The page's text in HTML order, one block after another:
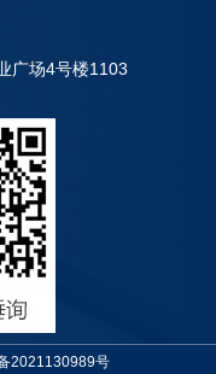
广场4号楼1103
2021130989号